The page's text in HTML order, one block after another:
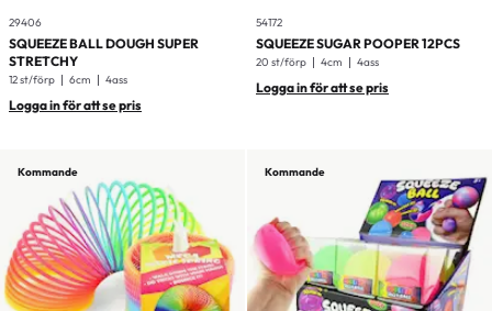
29406
SQUEEZE BALL DOUGH SUPER
STRETCHY
12 st/förp 6cm 4ass
Logga in för att se pris
54172
SQUEEZE SUGAR POOPER 12PCS
20 st/förp 4cm 4ass
Logga in för att se pris
Kommande Kommande